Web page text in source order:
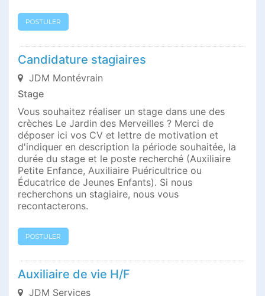
POSTULER
Candidature stagiaires
JDM Montévrain
Stage
Vous souhaitez réaliser un stage dans une des
crèches Le Jardin des Merveilles ? Merci de
déposer ici vos CV et lettre de motivation et
d'indiquer en description la période souhaitée, la
durée du stage et le poste recherché (Auxiliaire
Petite Enfance, Auxiliaire Puéricultrice ou
Éducatrice de Jeunes Enfants). Si nous
recherchons un stagiaire, nous vous
recontacterons.
POSTULER
Auxiliaire de vie H/F
JDM Services